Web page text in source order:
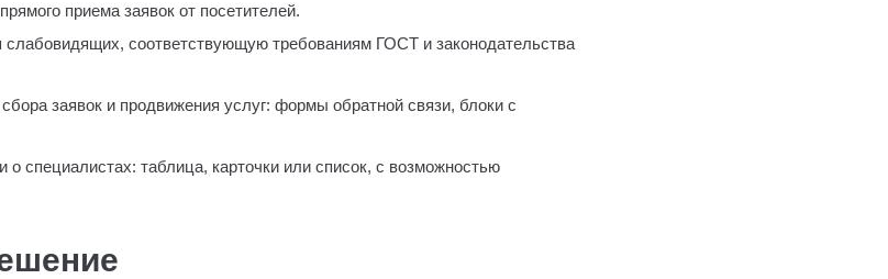
приема заявок от посетителей.
соответствующую требованиям ГОСТ и законодательства
заявок и продвижения услуг: формы обратной связи, блоки с
специалистах: таблица, карточки или список, с возможностью